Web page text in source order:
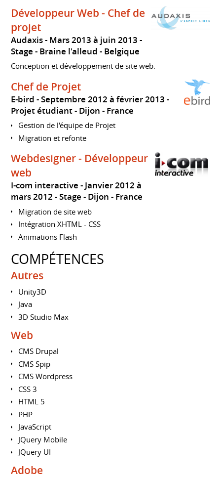
Développeur Web - Chef de
projet
Audaxis
Mars 2013 à juin 2013
Stage
Braine l'alleud Belgique
Conception et développement de site web.
Chef de Projet
E-bird
Septembre 2012 à février 2013
Projet étudiant
Dijon France
Gestion de l'équipe de Projet
Migration et refonte
Webdesigner - Développeur
web
I-com interactive
Janvier 2012 à
mars 2012 Stage Dijon France
Migration de site web
Intégration XHTML - CSS
Animations Flash
COMPÉTENCES
Autres
Unity3D
Java
3D Studio Max
Web
CMS Drupal
CMS Spip
CMS Wordpress
CSS 3
HTML 5
PHP
JavaScript
JQuery Mobile
JQuery UI
Adobe